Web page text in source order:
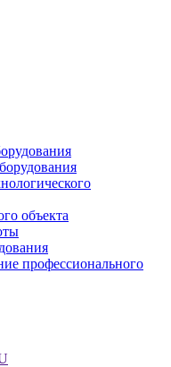
объекта
профессионального